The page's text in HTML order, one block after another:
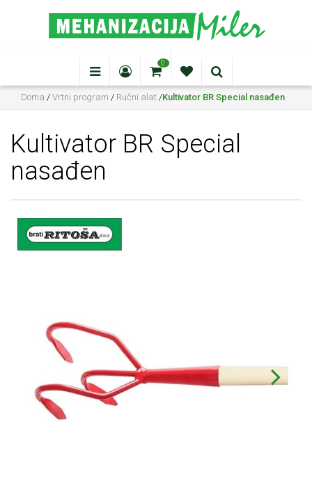
0
Doma / Vrtni program / Ručni alat /Kultivator BR Special nasađen
Kultivator BR Special
nasađen